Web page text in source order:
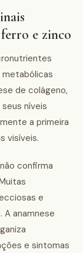
e zinco
metabólicas
de colágeno,
níveis
a primeira
visíveis.
confirma
e
A anamnese
e sintomas